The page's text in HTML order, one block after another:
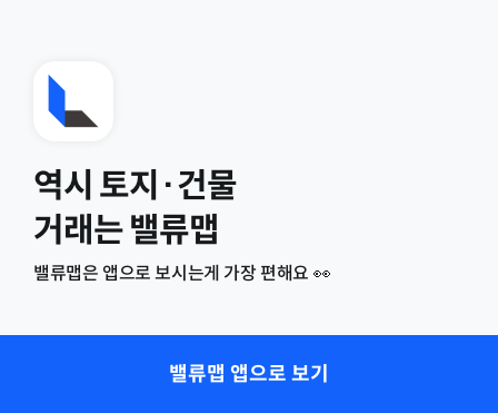
역시 토지·건물
거래는 밸류맵
밸류맵은 앱으로 보시는게 가장 편해요 👀
밸류맵 앱으로 보기